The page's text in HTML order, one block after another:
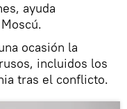
ayuda
ocasión la
incluidos los
tras el conflicto.